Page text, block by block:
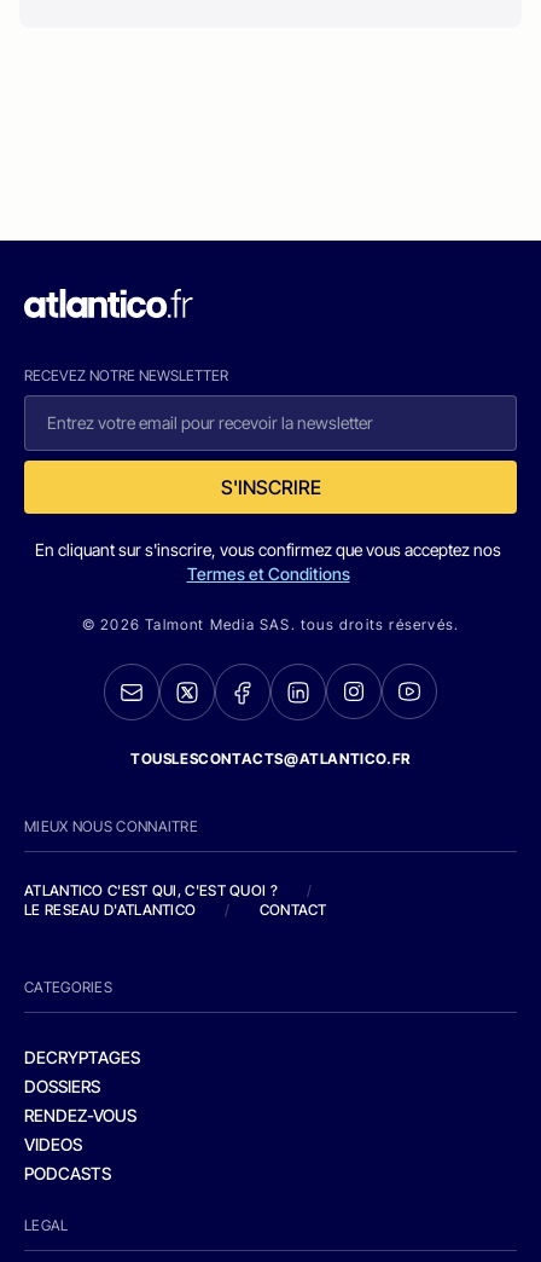
RECEVEZ NOTRE NEWSLETTER
S'INSCRIRE
En cliquant sur s'inscrire, vous confirmez que vous acceptez nos
Termes et Conditions
© 2026 Talmont Media SAS. tous droits réservés.
TOUSLESCONTACTS@ATLANTICO.FR
MIEUX NOUS CONNAITRE
ATLANTICO C'EST QUI, C'EST QUOI ?
/
LE RESEAU D'ATLANTICO
/ CONTACT
CATEGORIES
DECRYPTAGES
DOSSIERS
RENDEZ-VOUS
VIDEOS
PODCASTS
LEGAL